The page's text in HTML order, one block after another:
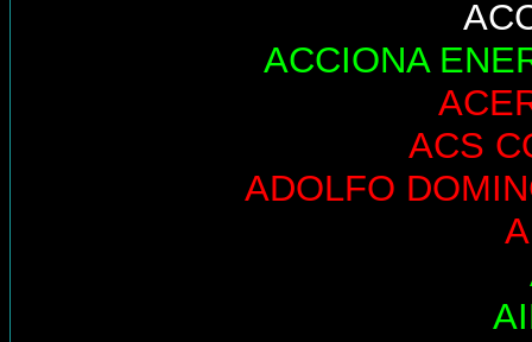
ACCIONA
ACS
ADOLFO